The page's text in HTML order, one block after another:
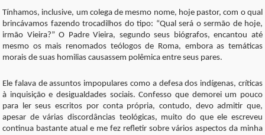
Tínhamos, inclusive, um colega de mesmo nome, hoje pastor, com o qual
brincávamos fazendo trocadilhos do tipo: “Qual será o sermão de hoje,
irmão Vieira?” O Padre Vieira, segundo seus biógrafos, encantou até
mesmo os mais renomados teólogos de Roma, embora as temáticas
morais de suas homilias causassem polêmica entre seus pares.
Ele falava de assuntos impopulares como a defesa dos indígenas, críticas
à inquisição e desigualdades sociais. Confesso que demorei um pouco
para ler seus escritos por conta própria, contudo, devo admitir que,
apesar de várias discordâncias teológicas, muito do que ele escreveu
continua bastante atual e me fez refletir sobre vários aspectos da minha